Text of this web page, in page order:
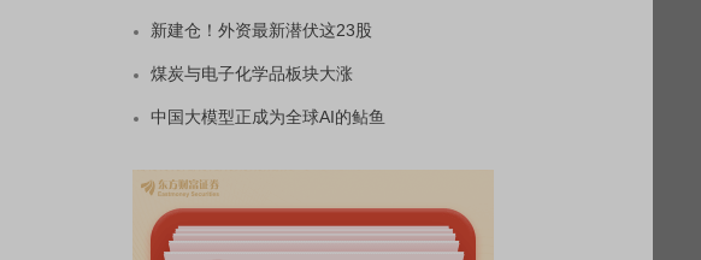
新建仓！外资最新潜伏这23股
煤炭与电子化学品板块大涨
中国大模型正成为全球AI的鲇鱼